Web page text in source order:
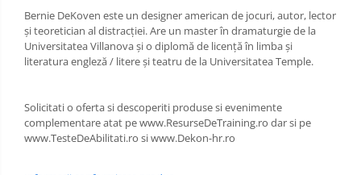
Bernie DeKoven este un designer american de jocuri, autor, lector
și teoretician al distracției. Are un master în dramaturgie de la
Universitatea Villanova și o diplomă de licență în limba și
literatura engleză / litere și teatru de la Universitatea Temple.
Solicitati o oferta si descoperiti produse si evenimente
complementare atat pe www.ResurseDeTraining.ro dar si pe
www.TesteDeAbilitati.ro si www.Dekon-hr.ro